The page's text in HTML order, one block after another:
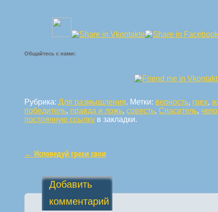
Общайтесь с нами:
Рубрика:Для размышления. Метки: верность, грех,
победитель, правда и ложь,совесть,Спаситель,
постоянную ссылку в закладки.
Навигация по статьям
← Исповедуй грехи свои
Добавить
комментарий